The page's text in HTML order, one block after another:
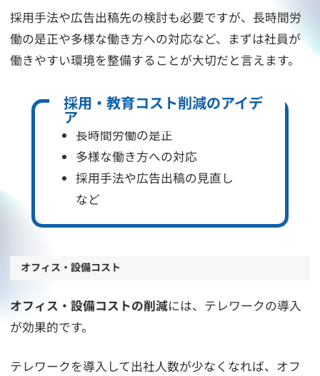
採用手法や広告出稿先の検討も必要ですが、長時間労
働の是正や多様な働き方への対応など、まずは社員が
働きやすい環境を整備することが大切だと言えます。
採用・教育コスト削減のアイデ
ア
長時間労働の是正
多様な働き方への対応
採用手法や広告出稿の見直し
など
オフィス・設備コスト
オフィス・設備コストの削減には、テレワークの導入
が効果的です。
テレワークを導入して出社人数が少なくなれば、オフ